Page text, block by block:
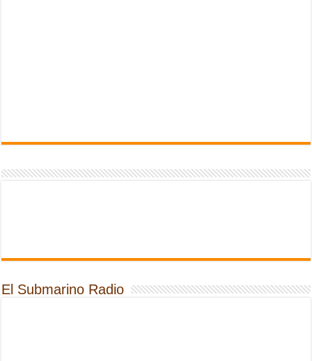
El Submarino Radio